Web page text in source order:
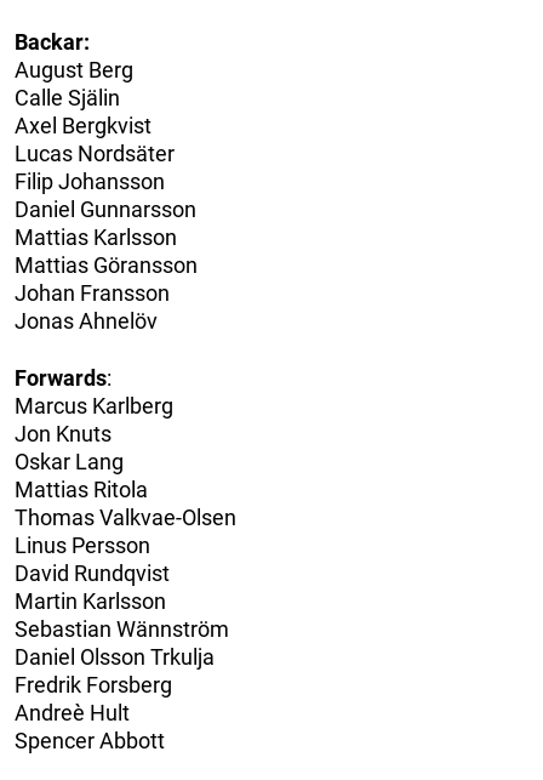
Backar:
August Berg
Calle Själin
Axel Bergkvist
Lucas Nordsäter
Filip Johansson
Daniel Gunnarsson
Mattias Karlsson
Mattias Göransson
Johan Fransson
Jonas Ahnelöv
Forwards:
Marcus Karlberg
Jon Knuts
Oskar Lang
Mattias Ritola
Thomas Valkvae-Olsen
Linus Persson
David Rundqvist
Martin Karlsson
Sebastian Wännström
Daniel Olsson Trkulja
Fredrik Forsberg
Andreè Hult
Spencer Abbott